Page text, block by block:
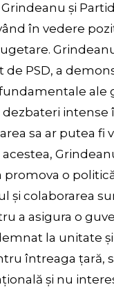
și
în vedere
PSD, a
ale
sa ar putea fi
o
și colaborarea
a asigura o
la unitate
întreaga țară,
și nu